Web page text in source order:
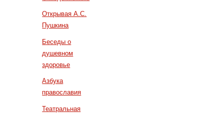
Открывая А.С.
Пушкина
Беседы о
душевном
здоровье
Азбука
православия
Театральная